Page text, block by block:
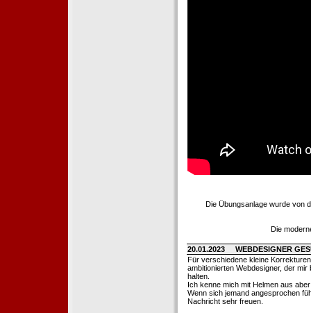
Die Übungsanlage wurde von
Die
20.01.2023
WEBDESIGNER
Für verschiedene kleine
ambitionierten Webdesigner, der
halten.
Ich kenne mich mit Helmen aus
Wenn sich jemand angesprochen
Nachricht sehr freuen.